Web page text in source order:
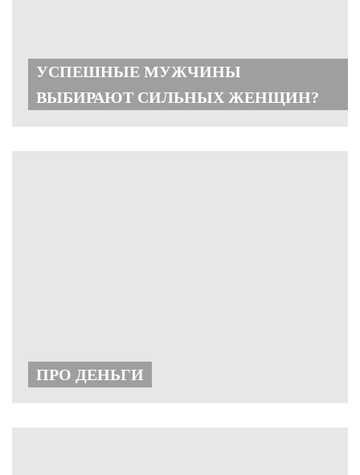
УСПЕШНЫЕ МУЖЧИНЫ
ВЫБИРАЮТ СИЛЬНЫХ ЖЕНЩИН?
ПРО ДЕНЬГИ